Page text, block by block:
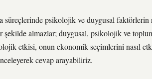
süreçlerinde psikolojik ve duygusal
şekilde almazlar; duygusal, psikolojik ve
etkisi, onun ekonomik seçimlerini nasıl
cevap arayabiliriz.